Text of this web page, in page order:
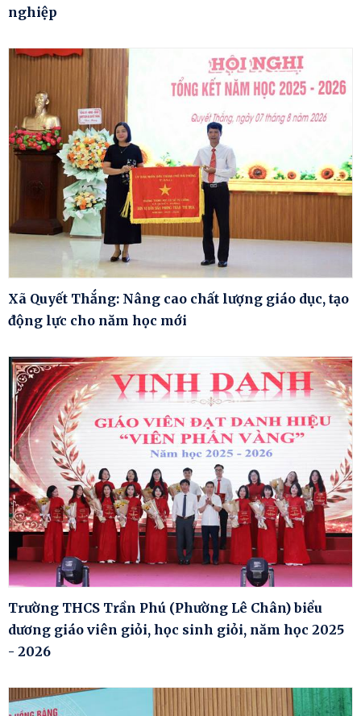
nghiệp
Xã Quyết Thắng: Nâng cao chất lượng giáo dục, tạo
động lực cho năm học mới
Trường THCS Trần Phú (Phường Lê Chân) biểu
dương giáo viên giỏi, học sinh giỏi, năm học 2025
- 2026